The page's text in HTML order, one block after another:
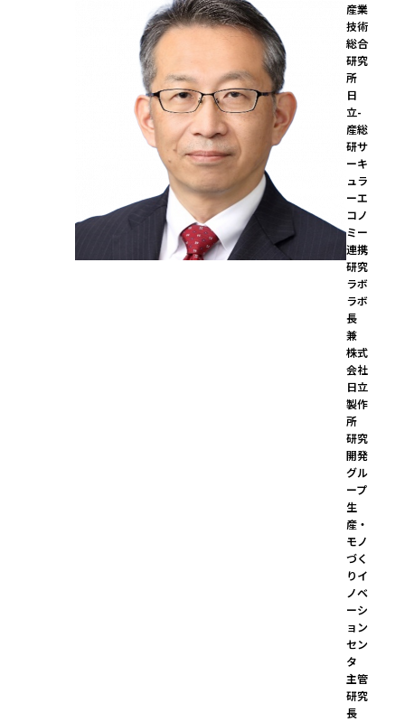
産業
技術
総合
研究
所
日
立-
産総
研サ
ーキ
ュラ
ーエ
コノ
ミー
連携
研究
ラボ
ラボ
長
兼
株式
会社
日立
製作
所
研究
開発
グル
ープ
生
産・
モノ
づく
りイ
ノベ
ーシ
ョン
セン
タ
主管
研究
長